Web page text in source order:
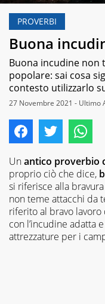
PROVERBI
Buona
Buona incudine non
popolare: sai cosa
contesto utilizzarlo
27 Novembre 2021 - Ultimo
Unantico proverbio
proprio ciò che dice,
si riferisce alla
non teme attacchi da
riferito al bravo lavoro
con l’incudine adatta
attrezzature per i